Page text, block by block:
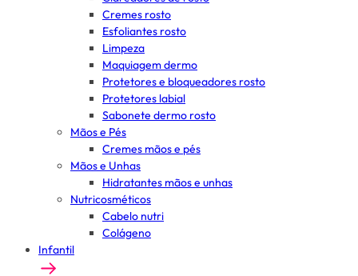
Cremes rosto
Esfoliantes rosto
Limpeza
Maquiagem dermo
Protetores e bloqueadores rosto
Protetores labial
Sabonete dermo rosto
Mãos e Pés
Cremes mãos e pés
Mãos e Unhas
Hidratantes mãos e unhas
Nutricosméticos
Cabelo nutri
Colágeno
Infantil